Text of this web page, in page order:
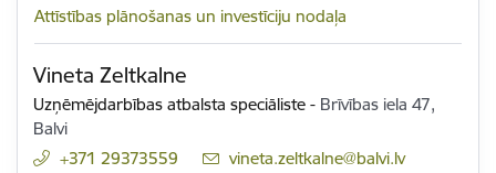
Attīstības plānošanas un investīciju nodaļa
Vineta Zeltkalne
Uzņēmējdarbības atbalsta speciāliste - Brīvības iela 47,
Balvi
+371 29373559
E-pasts:
vineta.zeltkalne@balvi.lv